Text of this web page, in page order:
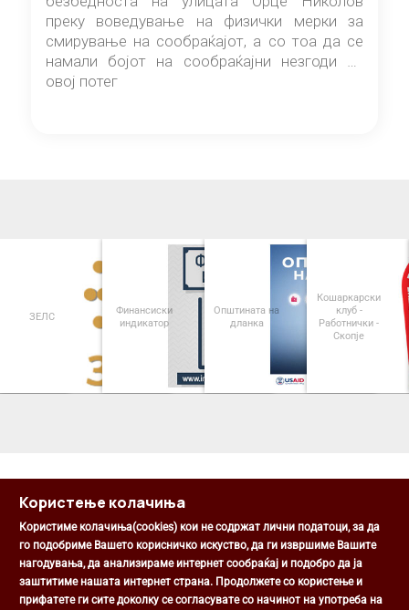
преку воведување на физички мерки за
смирување на сообраќајот, а со тоа да се
намали бојот на сообраќајни незгоди на
овој потег
ЗЕЛС
Финансиски
индикатор
Општината на
дланка
Кошаркарски
клуб -
Работнички -
Скопје
Општина Центар
Михаил Цоков бр. 1, Скопје
Користење колачиња
Користиме колачиња(cookies) кои не содржат лични податоци, за да
го подобриме Вашето корисничко искуство, да ги извршиме Вашите
нагодувања, да анализираме интернет сообраќај и подобро да ја
заштитиме нашата интернет страна. Продолжете со користење и
прифатете ги сите доколку се согласувате со начинот на употреба на